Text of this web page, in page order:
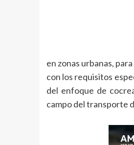
en zonas urbanas,
con los requisitos
del enfoque de
campo del transporte